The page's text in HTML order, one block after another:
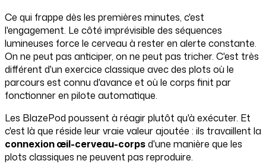
Ce qui frappe dès les premières minutes, c'est
l'engagement. Le côté imprévisible des séquences
lumineuses force le cerveau à rester en alerte constante.
On ne peut pas anticiper, on ne peut pas tricher. C'est très
différent d'un exercice classique avec des plots où le
parcours est connu d'avance et où le corps finit par
fonctionner en pilote automatique.
Les BlazePod poussent à réagir plutôt qu'à exécuter. Et
c'est là que réside leur vraie valeur ajoutée : ils travaillent la
connexion œil-cerveau-corpsd'une manière que les
plots classiques ne peuvent pas reproduire.